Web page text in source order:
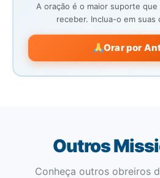
A oração é o maior suporte
receber. Inclua-o em suas
Orar por
Outros
Conheça outros obreiros